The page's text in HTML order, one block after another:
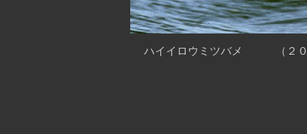
ハイイロウミツバメ （２